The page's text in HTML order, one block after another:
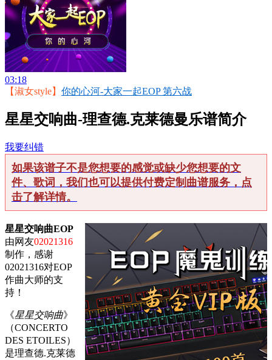
03:18
【淑女style】 你的心河-大家一起EOP 第六战
星星交响曲-理查德.克莱德曼乐谱简介
我要纠错
如果该谱子不是您想要的感觉或缺少您想要的文
件、歌词，我们也可以提供付费定制曲谱服务，点
击了解详情。
星星交响曲EOP
由网友02021316
制作，感谢
02021316对EOP
作曲大师的支
持！
《星星交响曲》
（CONCERTO
DES ETOILES）
是理查德.克莱德